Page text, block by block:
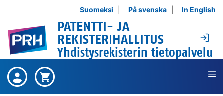
Suomeksi På svenska In English
PATENTTI- JA
REKISTERIHALLITUS
Yhdistysrekisterin tietopalvelu
Ei ostettuja tuotteita ,
Ostetut
tuotteet
Ostoskori on tyhjä ,
Ostoskori